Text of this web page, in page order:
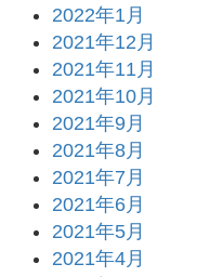
2022年1月
2021年12月
2021年11月
2021年10月
2021年9月
2021年8月
2021年7月
2021年6月
2021年5月
2021年4月